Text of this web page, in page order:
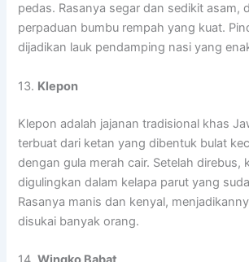
pedas. Rasanya segar dan sedikit asam,
perpaduan bumbu rempah yang kuat.
dijadikan lauk pendamping nasi yang
13. Klepon
Klepon adalah jajanan tradisional khas
terbuat dari ketan yang dibentuk bulat
dengan gula merah cair. Setelah direbus,
digulingkan dalam kelapa parut yang
Rasanya manis dan kenyal,
disukai banyak orang.